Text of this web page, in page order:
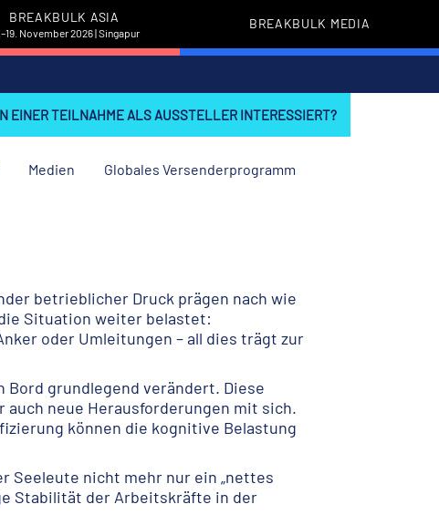
BREAKBULK ASIA
November 2026 | Singapur
BREAKBULK MEDIA
EINER TEILNAHME ALS AUSSTELLER INTERESSIERT?
Medien Globales Versenderprogramm
betrieblicher Druck prägen nach wie
Situation weiter belastet:
oder Umleitungen – all dies trägt zur
Bord grundlegend verändert. Diese
neue Herausforderungen mit sich.
können die kognitive Belastung
Seeleute nicht mehr nur ein „nettes
Stabilität der Arbeitskräfte in der